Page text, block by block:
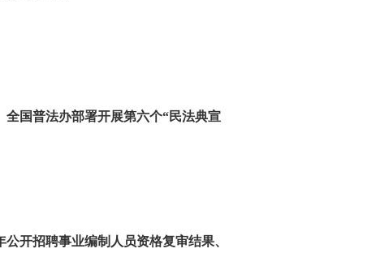
全国普法办部署开展第六个“民法典宣
公开招聘事业编制人员资格复审结果、